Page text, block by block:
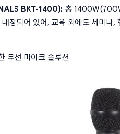
BKT-1400): 총
장되어 있어, 교육 외에도 세미나
무선 마이크 솔루션